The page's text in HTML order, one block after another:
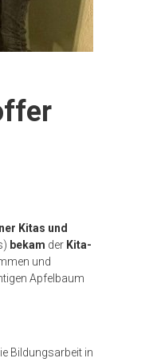
Kitas und
bekam der Kita-
und
Apfelbaum
Bildungsarbeit in